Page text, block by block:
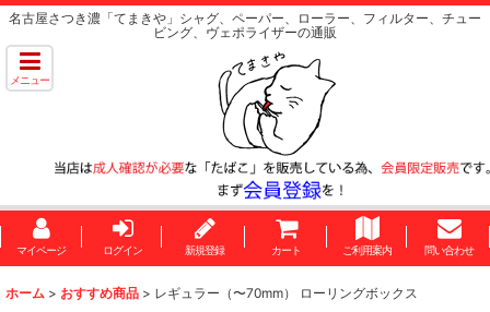
名古屋さつき濃「てまきや」シャグ、ペーパー、ローラー、フィルター、チュー
ビング、ヴェポライザーの通販
メニュー
マイページ ログイン 新規登録 カート ご利用案内 問い合わせ
ホーム > おすすめ商品 > レギュラー（〜70mm） ローリングボックス